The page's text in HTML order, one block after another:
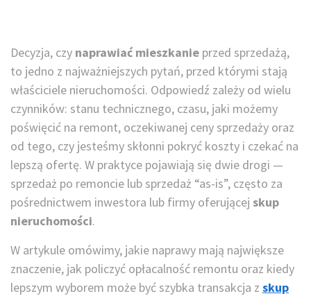
Decyzja, czy naprawiać mieszkanie przed sprzedażą,
to jedno z najważniejszych pytań, przed którymi stają
właściciele nieruchomości. Odpowiedź zależy od wielu
czynników: stanu technicznego, czasu, jaki możemy
poświęcić na remont, oczekiwanej ceny sprzedaży oraz
od tego, czy jesteśmy skłonni pokryć koszty i czekać na
lepszą ofertę. W praktyce pojawiają się dwie drogi —
sprzedaż po remoncie lub sprzedaż “as-is”, często za
pośrednictwem inwestora lub firmy oferującej skup
nieruchomości.
W artykule omówimy, jakie naprawy mają największe
znaczenie, jak policzyć opłacalność remontu oraz kiedy
lepszym wyborem może być szybka transakcja z skup